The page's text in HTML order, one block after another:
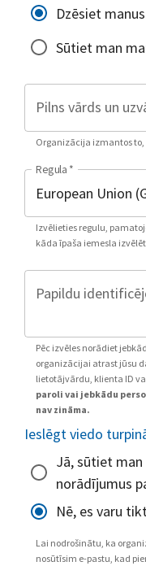
Dzēsiet
Sūtiet man
Pilns vārds un
Organizācija izmantos
Regula *
Izvēlieties regulu,
kāda īpaša iemesla
Papildu
Pēc izvēles norādiet
organizācijai atrast jūsu
lietotājvārdu, klienta ID
paroli vai jebkādu
nav zināma.
Ieslēgt viedo
Jā, sūtiet
norādījumus
Nē, es varu
Lai nodrošinātu, ka
nosūtīsim e-pastu, kad